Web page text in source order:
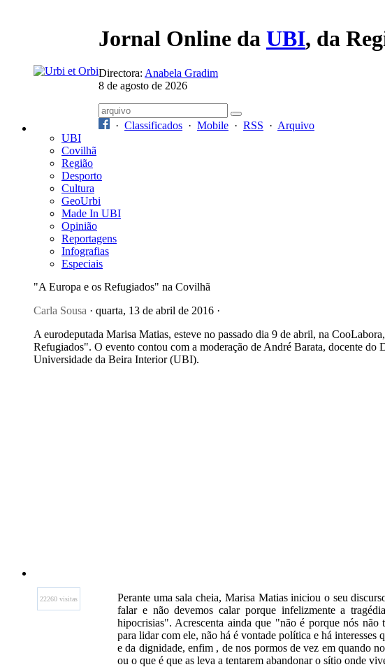
Jornal Online da UBI, da
Directora: Anabela Gradim
8 de agosto de 2026
· Classificados · Mobile · RSS · Arquivo
UBI
Covilhã
Região
Desporto
Cultura
GeoUrbi
Made In UBI
Opinião
Reportagens
Infografias
Especiais
"A Europa e os Refugiados" na Covilhã
Carla Sousa · quarta, 13 de abril de 2016 ·
A eurodeputada Marisa Matias, esteve no passado dia 9 de abril, na
Refugiados". O evento contou com a moderação de André Barata, docente do
Universidade da Beira Interior (UBI).
22260 visitas
Perante uma sala cheia, Marisa Matias iniciou o seu
falar e não devemos calar porque infelizmente a
hipocrisias". Acrescenta ainda que "não é porque nós não
para lidar com ele, não há é vontade política e há interesses
e da dignidade, enfim , de nos pormos de vez em quando
ou o que é que as leva a tentarem abandonar o sítio onde